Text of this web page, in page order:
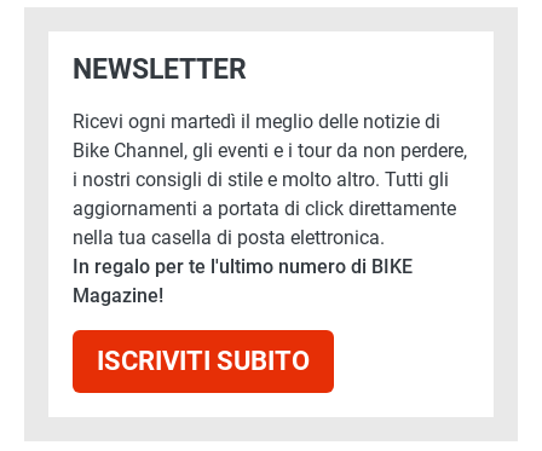
NEWSLETTER
Ricevi ogni martedì il meglio delle notizie di
Bike Channel, gli eventi e i tour da non perdere,
i nostri consigli di stile e molto altro. Tutti gli
aggiornamenti a portata di click direttamente
nella tua casella di posta elettronica.
In regalo per te l'ultimo numero di BIKE
Magazine!
ISCRIVITI SUBITO